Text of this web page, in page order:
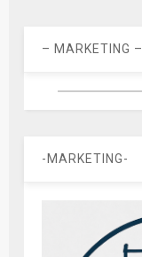
– MARKETING –
-MARKETING-